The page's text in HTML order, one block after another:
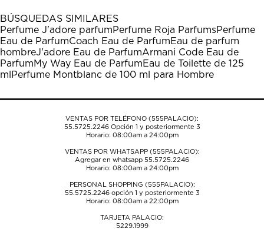
1
estrella
Esta
acción
abrirá
el
formulario
envío.
estrellas.
Esta
acción
abrirá
el
formulario
envío.
estrellas.
Esta
acción
abrirá
el
formulario
envío.
estrellas.
Esta
acción
abrirá
el
formulario
envío.
estrellas.
Esta
acción
abrirá
el
formulario
envío.
BÚSQUEDAS SIMILARES
Perfume J'adore parfumPerfume Roja ParfumsPerfume
Eau de ParfumCoach Eau de ParfumEau de parfum
hombreJ'adore Eau de ParfumArmani Code Eau de
ParfumMy Way Eau de ParfumEau de Toilette de 125
ml Perfume Montblanc de 100 ml para Hombre
VENTAS POR TELÉFONO (555PALACIO):
55.5725.2246Opción 1 y posteriormente 3
Horario: 08:00am a 24:00pm
VENTAS POR WHATSAPP (555PALACIO):
Agregar en whatsapp 55.5725.2246
Horario: 08:00am a 24:00pm
PERSONAL SHOPPING (555PALACIO):
55.5725.2246opción 1 y posteriormente 3
Horario: 08:00am a 22:00pm
TARJETA PALACIO:
5229.1999